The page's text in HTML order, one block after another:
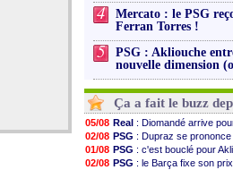
4
Mercato : le PSG
Ferran Torres !
5
PSG : Akliouche
nouvelle dimension
Ça a fait le buzz
05/08 Real : Diomandé arrive
02/08 PSG : Dupraz se
01/08 PSG : c'est bouclé pour
02/08 PSG : le Barça fixe son